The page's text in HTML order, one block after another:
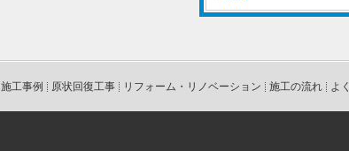
施工事例 原状回復工事 リフォーム・リノベーション 施工の流れ よ